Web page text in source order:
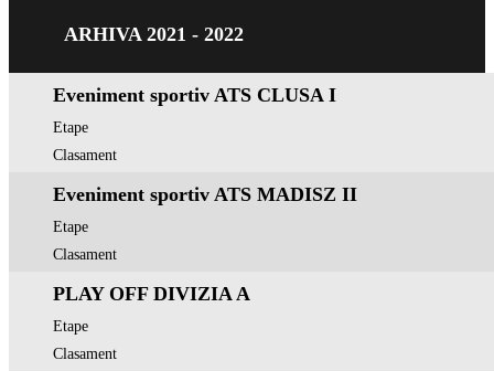
ARHIVA 2021 - 2022
Eveniment sportiv ATS CLUSA I
Etape
Clasament
Eveniment sportiv ATS MADISZ II
Etape
Clasament
PLAY OFF DIVIZIA A
Etape
Clasament